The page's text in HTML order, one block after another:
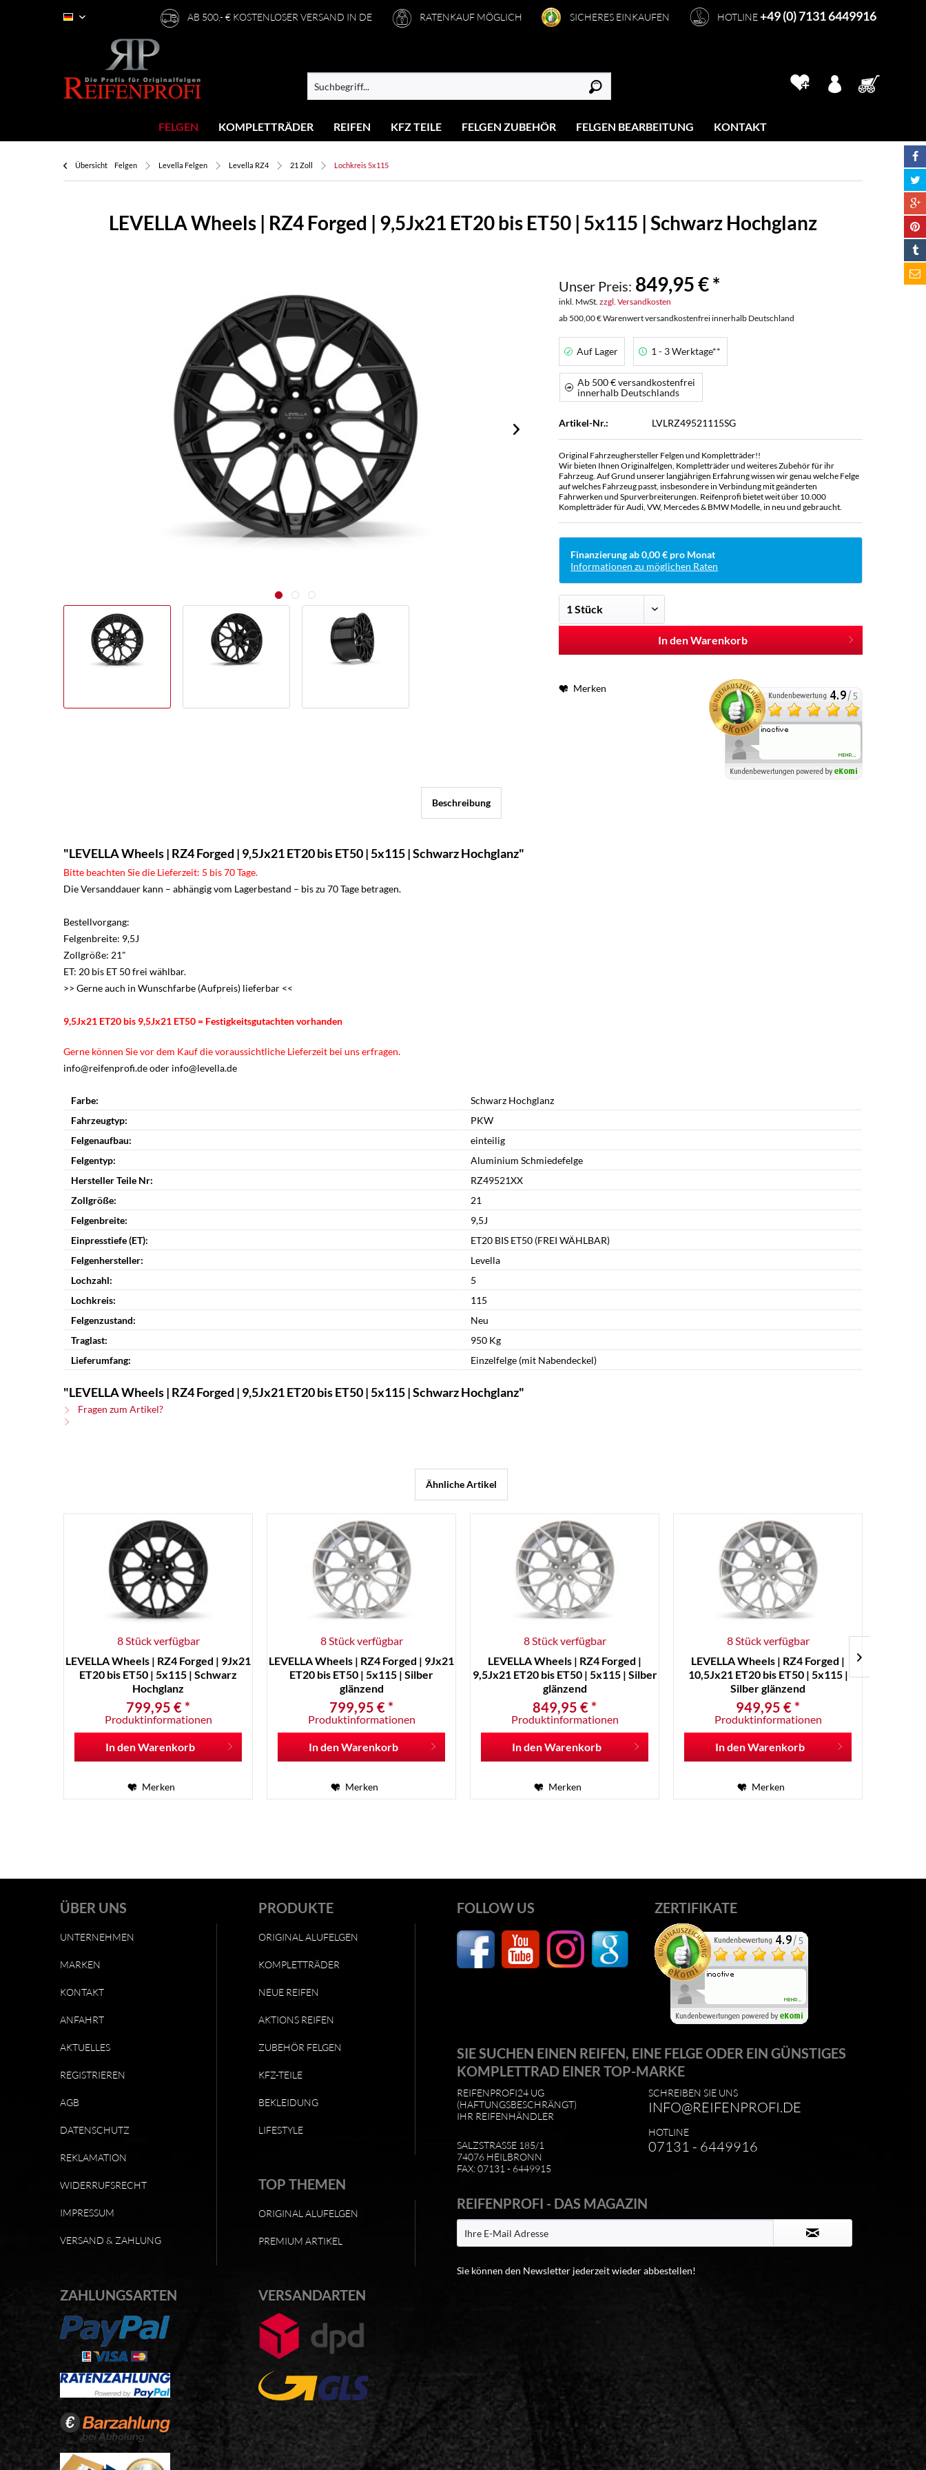
AB 500,- € KOSTENLOSER VERSAND IN DE RATENKAUF MÖGLICH SICHERES EINKAUFEN HOTLINE+49 (0) 7131 6449916
Deutsch
FELGEN KOMPLETTRÄDER REIFEN KFZ TEILE FELGEN ZUBEHÖR FELGEN BEARBEITUNG KONTAKT
Übersicht Felgen Levella Felgen Levella RZ4 21 Zoll Lochkreis 5x115
LEVELLA Wheels | RZ4 Forged | 9,5Jx21 ET20 bis ET50 | 5x115 | Schwarz Hochglanz
Unser Preis: 849,95 € *
inkl. MwSt.zzgl. Versandkosten
ab 500,00 € Warenwert versandkostenfrei innerhalb Deutschland
Auf Lager 1 - 3 Werktage**
Ab 500 € versandkostenfrei
innerhalb Deutschlands
Artikel-Nr.: LVLRZ49521115SG
Original Fahrzeughersteller Felgen und Kompletträder!!
Wir bieten Ihnen Originalfelgen, Kompletträder und weiteres Zubehör für ihr
Fahrzeug. Auf Grund unserer langjährigen Erfahrung wissen wir genau welche Felge
auf welches Fahrzeug passt, insbesondere in Verbindung mit geänderten
Fahrwerken und Spurverbreiterungen. Reifenprofi bietet weit über 10.000
Kompletträder für Audi, VW, Mercedes & BMW Modelle, in neu und gebraucht.
Finanzierung ab 0,00 € pro Monat
Informationen zu möglichen Raten
In den Warenkorb
Merken
Beschreibung
"LEVELLA Wheels | RZ4 Forged | 9,5Jx21 ET20 bis ET50 | 5x115 | Schwarz Hochglanz"
Bitte beachten Sie die Lieferzeit: 5 bis 70 Tage.
Die Versanddauer kann – abhängig vom Lagerbestand – bis zu 70 Tage betragen.
Bestellvorgang:
Felgenbreite: 9,5J
Zollgröße: 21"
ET: 20 bis ET 50 frei wählbar.
>> Gerne auch in Wunschfarbe (Aufpreis) lieferbar <<
9,5Jx21 ET20 bis 9,5Jx21 ET50 = Festigkeitsgutachten vorhanden
Gerne können Sie vor dem Kauf die voraussichtliche Lieferzeit bei uns erfragen.
info@reifenprofi.de oder info@levella.de
Farbe:
Schwarz Hochglanz
Fahrzeugtyp:
PKW
Felgenaufbau:
einteilig
Felgentyp:
Aluminium Schmiedefelge
Hersteller Teile Nr:
RZ49521XX
Zollgröße:
21
Felgenbreite:
9,5J
Einpresstiefe (ET):
ET20 BIS ET50 (FREI WÄHLBAR)
Felgenhersteller:
Levella
Lochzahl:
5
Lochkreis:
115
Felgenzustand:
Neu
Traglast:
950 Kg
Lieferumfang:
Einzelfelge (mit Nabendeckel)
"LEVELLA Wheels | RZ4 Forged | 9,5Jx21 ET20 bis ET50 | 5x115 | Schwarz Hochglanz"
Fragen zum Artikel?
Ähnliche Artikel
8 Stück verfügbar
LEVELLA Wheels | RZ4 Forged | 9Jx21
ET20 bis ET50 | 5x115 | Schwarz
Hochglanz
799,95 € *
Produktinformationen
In denWarenkorb
Merken
8 Stück verfügbar
LEVELLA Wheels | RZ4 Forged | 9Jx21
ET20 bis ET50 | 5x115 | Silber
glänzend
799,95 € *
Produktinformationen
In denWarenkorb
Merken
8 Stück verfügbar
LEVELLA Wheels | RZ4 Forged |
9,5Jx21 ET20 bis ET50 | 5x115 | Silber
glänzend
849,95 € *
Produktinformationen
In denWarenkorb
Merken
8 Stück verfügbar
LEVELLA Wheels | RZ4 Forged |
10,5Jx21 ET20 bis ET50 | 5x115 |
Silber glänzend
949,95 € *
Produktinformationen
In denWarenkorb
Merken
ÜBER UNS
UNTERNEHMEN
MARKEN
KONTAKT
ANFAHRT
AKTUELLES
REGISTRIEREN
AGB
DATENSCHUTZ
REKLAMATION
WIDERRUFSRECHT
IMPRESSUM
VERSAND & ZAHLUNG
PRODUKTE
ORIGINAL ALUFELGEN
KOMPLETTRÄDER
NEUE REIFEN
AKTIONS REIFEN
ZUBEHÖR FELGEN
KFZ-TEILE
BEKLEIDUNG
LIFESTYLE
TOP THEMEN
ORIGINAL ALUFELGEN
PREMIUM ARTIKEL
ZAHLUNGSARTEN VERSANDARTEN
FOLLOW US ZERTIFIKATE
SIE SUCHEN EINEN REIFEN, EINE FELGE ODER EIN GÜNSTIGES
KOMPLETTRAD EINER TOP-MARKE
REIFENPROFI24 UG
(HAFTUNGSBESCHRÄNGT)
IHR REIFENHÄNDLER
SALZSTRASSE 185/1
74076 HEILBRONN
FAX: 07131 - 6449915
SCHREIBEN SIE UNS
INFO@REIFENPROFI.DE
HOTLINE
07131 - 6449916
REIFENPROFI - DAS MAGAZIN
Sie können den Newsletter jederzeit wieder abbestellen!